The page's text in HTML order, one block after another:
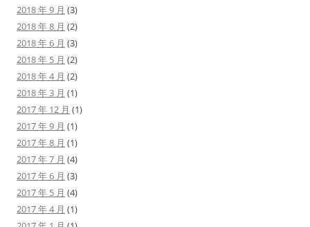
2018 年 9 月 (3)
2018 年 8 月 (2)
2018 年 6 月 (3)
2018 年 5 月 (2)
2018 年 4 月 (2)
2018 年 3 月 (1)
2017 年 12 月 (1)
2017 年 9 月 (1)
2017 年 8 月 (1)
2017 年 7 月 (4)
2017 年 6 月 (3)
2017 年 5 月 (4)
2017 年 4 月 (1)